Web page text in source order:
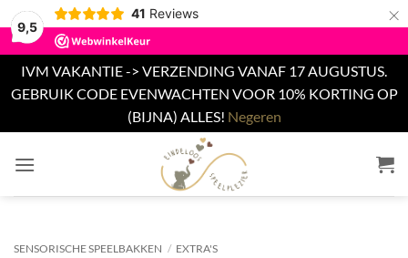
9,5
41 Reviews ×
IVM VAKANTIE -> VERZENDING VANAF 17 AUGUSTUS.
GEBRUIK CODE EVENWACHTEN VOOR 10% KORTING OP
(BIJNA) ALLES! Negeren
naar
SENSORISCHE SPEELBAKKEN / EXTRA'S